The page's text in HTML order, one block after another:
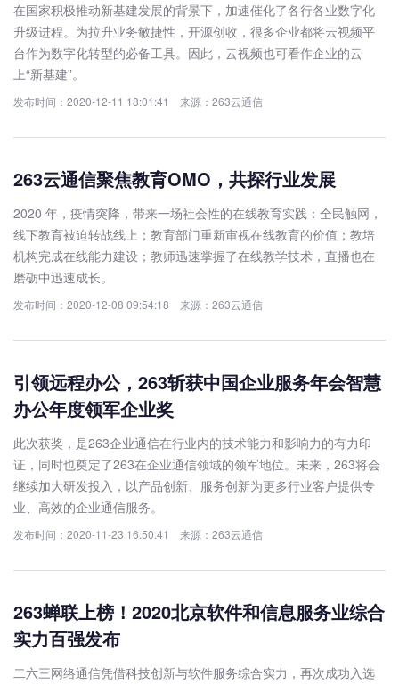
在国家积极推动新基建发展的背景下，加速催化了各行各业数字化
升级进程。为拉升业务敏捷性，开源创收，很多企业都将云视频平
台作为数字化转型的必备工具。因此，云视频也可看作企业的云
上“新基建”。
发布时间：2020-12-11 18:01:41 来源：263云通信
263云通信聚焦教育OMO，共探行业发展
2020 年，疫情突降，带来一场社会性的在线教育实践：全民触网，
线下教育被迫转战线上；教育部门重新审视在线教育的价值；教培
机构完成在线能力建设；教师迅速掌握了在线教学技术，直播也在
磨砺中迅速成长。
发布时间：2020-12-08 09:54:18 来源：263云通信
引领远程办公，263斩获中国企业服务年会智慧
办公年度领军企业奖
此次获奖，是263企业通信在行业内的技术能力和影响力的有力印
证，同时也奠定了263在企业通信领域的领军地位。未来，263将会
继续加大研发投入，以产品创新、服务创新为更多行业客户提供专
业、高效的企业通信服务。​​​​
发布时间：2020-11-23 16:50:41 来源：263云通信
​263蝉联上榜！2020北京软件和信息服务业综合
实力百强发布
二六三网络通信凭借科技创新与软件服务综合实力，再次成功入选